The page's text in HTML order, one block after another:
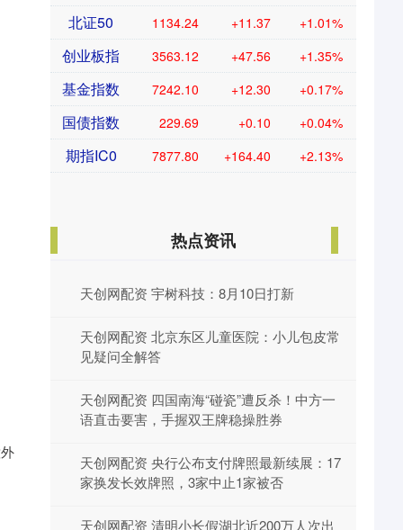
北证50 1134.24 +11.37 +1.01%
创业板指 3563.12 +47.56 +1.35%
基金指数 7242.10 +12.30 +0.17%
国债指数 229.69 +0.10 +0.04%
期指IC0 7877.80 +164.40 +2.13%
热点资讯
天创网配资 宇树科技：8月10日打新
天创网配资 北京东区儿童医院：小儿包皮常
见疑问全解答
天创网配资 四国南海“碰瓷”遭反杀！中方一
语直击要害，手握双王牌稳操胜券
天创网配资 央行公布支付牌照最新续展：17
家换发长效牌照，3家中止1家被否
天创网配资 清明小长假湖北近200万人次出